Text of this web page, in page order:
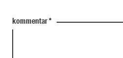
kommentar*